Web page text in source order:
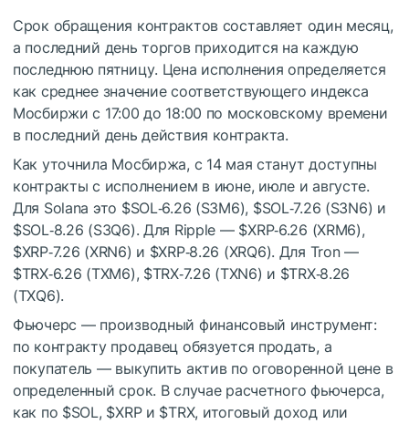
Срок обращения контрактов составляет один месяц,
а последний день торгов приходится на каждую
последнюю пятницу. Цена исполнения определяется
как среднее значение соответствующего индекса
Мосбиржи с 17:00 до 18:00 по московскому времени
в последний день действия контракта.
Как уточнила Мосбиржа, с 14 мая станут доступны
контракты с исполнением в июне, июле и августе.
Для Solana это $SOL‑6.26 (S3M6), $SOL‑7.26 (S3N6) и
$SOL‑8.26 (S3Q6). Для Ripple — $XRP‑6.26 (XRM6),
$XRP‑7.26 (XRN6) и $XRP‑8.26 (XRQ6). Для Tron —
$TRX‑6.26 (TXM6), $TRX‑7.26 (TXN6) и $TRX‑8.26
(TXQ6).
Фьючерс — производный финансовый инструмент:
по контракту продавец обязуется продать, а
покупатель — выкупить актив по оговоренной цене в
определенный срок. В случае расчетного фьючерса,
как по $SOL, $XRPи $TRX, итоговый доход или